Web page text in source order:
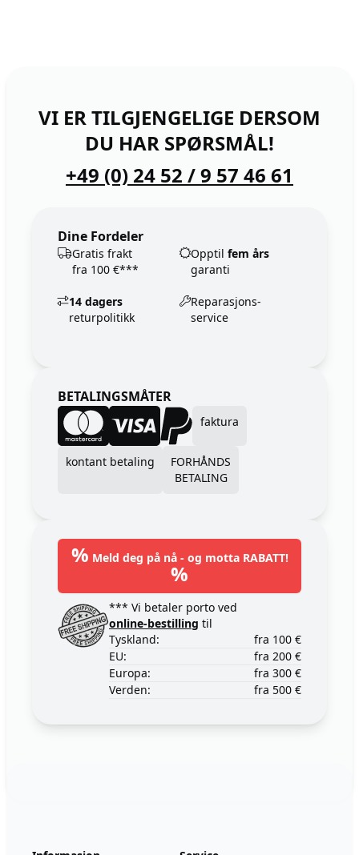
VI ER TILGJENGELIGE DERSOM
DU HAR SPØRSMÅL!
+49 (0) 24 52 / 9 57 46 61
Dine Fordeler
Gratis frakt
fra 100 €***
Opptil fem års
garanti
14 dagers
returpolitikk
Reparasjons-
service
BETALINGSMÅTER
faktura
kontant betaling
FORHÅNDS
BETALING
% Meld deg på nå - og motta RABATT!
%
*** Vi betaler porto ved
online-bestilling til
Tyskland:
fra 100 €
EU:
fra 200 €
Europa:
fra 300 €
Verden:
fra 500 €